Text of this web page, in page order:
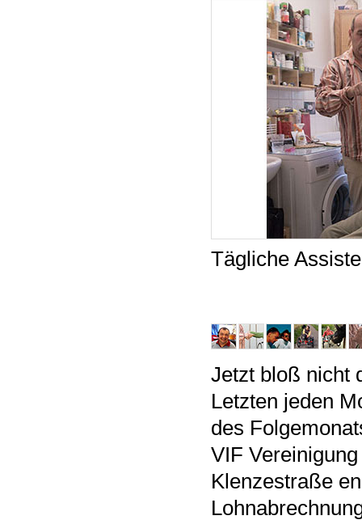
Tägliche
Jetzt bloß nicht
Letzten jeden
des
VIF
Klenzestraße